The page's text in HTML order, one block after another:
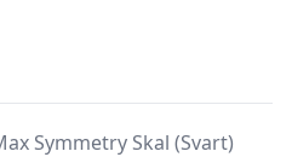
Symmetry Skal (Svart)